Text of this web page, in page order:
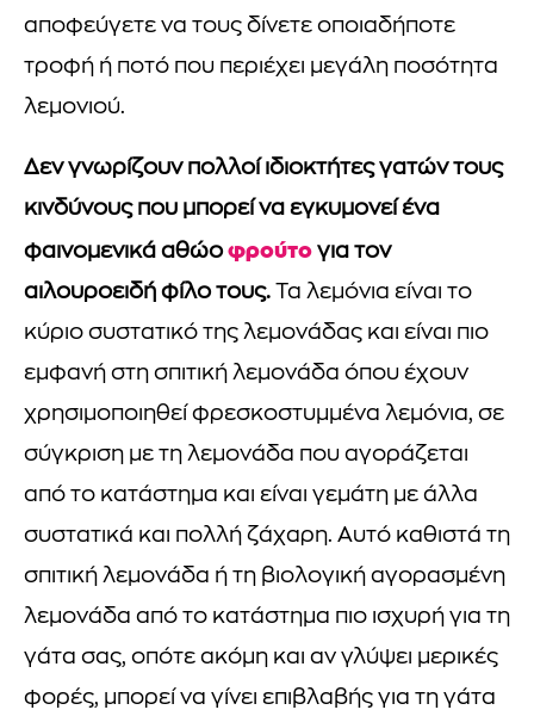
αποφεύγετε να τους δίνετε οποιαδήποτε
τροφή ή ποτό που περιέχει μεγάλη ποσότητα
λεμονιού.
Δεν γνωρίζουν πολλοί ιδιοκτήτες γατών τους
κινδύνους που μπορεί να εγκυμονεί ένα
φαινομενικά αθώοφρούτο για τον
αιλουροειδή φίλο τους. Τα λεμόνια είναι το
κύριο συστατικό της λεμονάδας και είναι πιο
εμφανή στη σπιτική λεμονάδα όπου έχουν
χρησιμοποιηθεί φρεσκοστυμμένα λεμόνια, σε
σύγκριση με τη λεμονάδα που αγοράζεται
από το κατάστημα και είναι γεμάτη με άλλα
συστατικά και πολλή ζάχαρη. Αυτό καθιστά τη
σπιτική λεμονάδα ή τη βιολογική αγορασμένη
λεμονάδα από το κατάστημα πιο ισχυρή για τη
γάτα σας, οπότε ακόμη και αν γλύψει μερικές
φορές, μπορεί να γίνει επιβλαβής για τη γάτα